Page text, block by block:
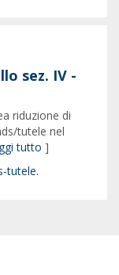
sez. IV -
riduzione di
tutele nel
tutto ]
tutele.